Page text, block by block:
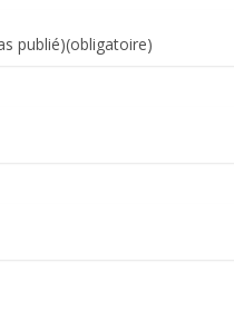
publié)(obligatoire)